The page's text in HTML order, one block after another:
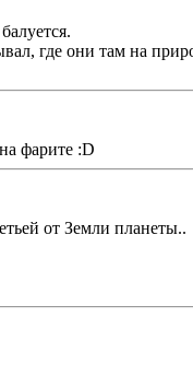
где они там на
фарите :D
от Земли планеты..